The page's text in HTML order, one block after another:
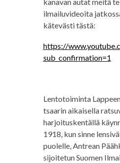
ilmailuvideoita
kätevästi tästä:
https://
sub_confirmation=1
Lentotoiminta
tsaarin aikaisella
harjoituskentällä
1918, kun sinne
puolelle, Antrean
sijoitetun Suomen